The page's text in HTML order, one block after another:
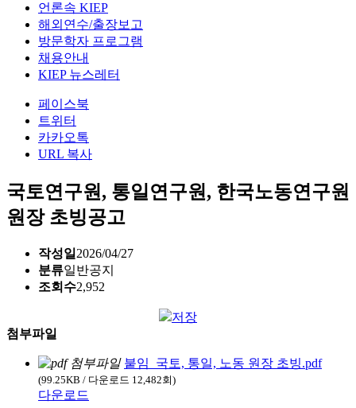
언론속 KIEP
해외연수/출장보고
방문학자 프로그램
채용안내
KIEP 뉴스레터
페이스북
트위터
카카오톡
URL 복사
국토연구원, 통일연구원, 한국노동연구원
원장 초빙공고
작성일 2026/04/27
분류일반공지
조회수2,952
저장
첨부파일
붙임_국토, 통일, 노동 원장 초빙.pdf
(99.25KB / 다운로드 12,482회)
다운로드